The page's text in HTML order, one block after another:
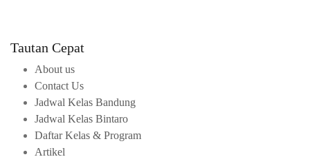
Tautan Cepat
About us
Contact Us
Jadwal Kelas Bandung
Jadwal Kelas Bintaro
Daftar Kelas & Program
Artikel